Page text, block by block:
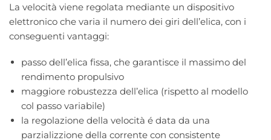
La velocità viene regolata mediante un dispositivo
elettronico che varia il numero dei giri dell’elica, con i
conseguenti vantaggi:
passo dell’elica fissa, che garantisce il massimo del
rendimento propulsivo
maggiore robustezza dell’elica (rispetto al modello
col passo variabile)
la regolazione della velocità é data da una
parzializzione della corrente con consistente